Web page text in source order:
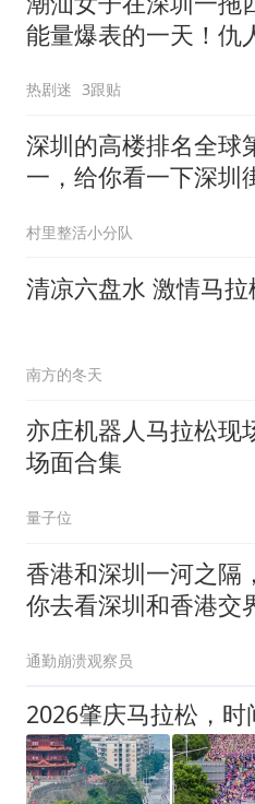
能量爆表的一天！仇
热剧迷 3跟贴
深圳的高楼排名全球
一，给你看一下深圳
村里整活小分队
清凉六盘水 激情马
南方的冬天
亦庄机器人马拉松现
场面合集
量子位
香港和深圳一河之隔
你去看深圳和香港交
通勤崩溃观察员
2026肇庆马拉松，时